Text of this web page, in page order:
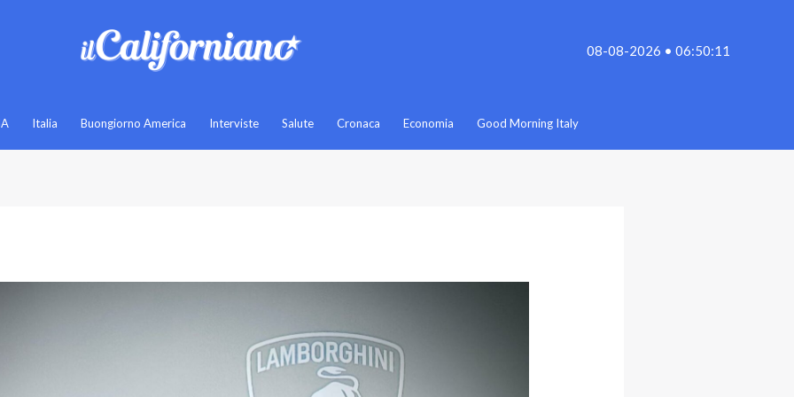
08-08-2026 • 06:50:11
Italia Buongiorno America Interviste Salute Cronaca Economia Good Morning Italy